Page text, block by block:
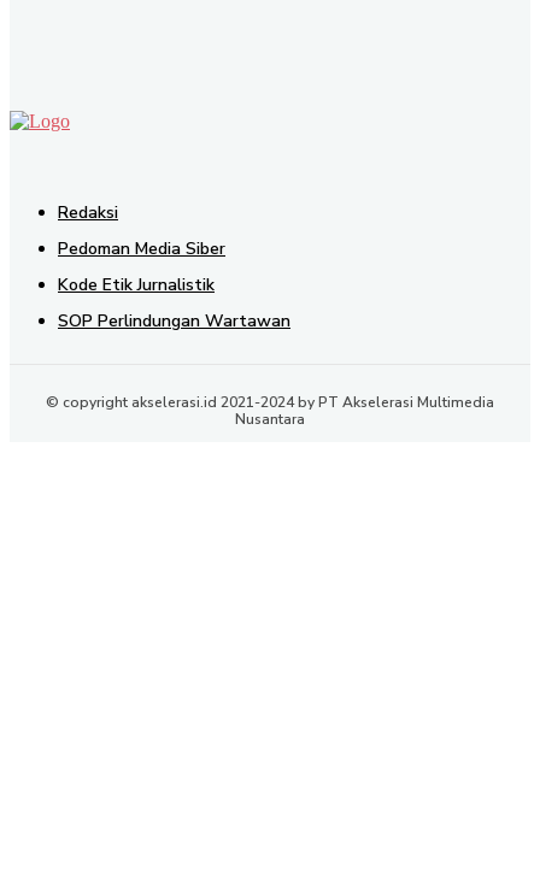
Redaksi
Pedoman Media Siber
Kode Etik Jurnalistik
SOP Perlindungan Wartawan
© copyright akselerasi.id 2021-2024 by PT Akselerasi Multimedia
Nusantara